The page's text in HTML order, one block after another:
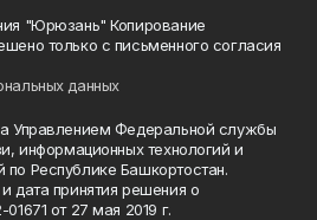
"Юрюзань" Копирование
только с письменного согласия
данных
Управлением Федеральной службы
информационных технологий и
Республике Башкортостан.
дата принятия решения о
от 27 мая 2019 г.